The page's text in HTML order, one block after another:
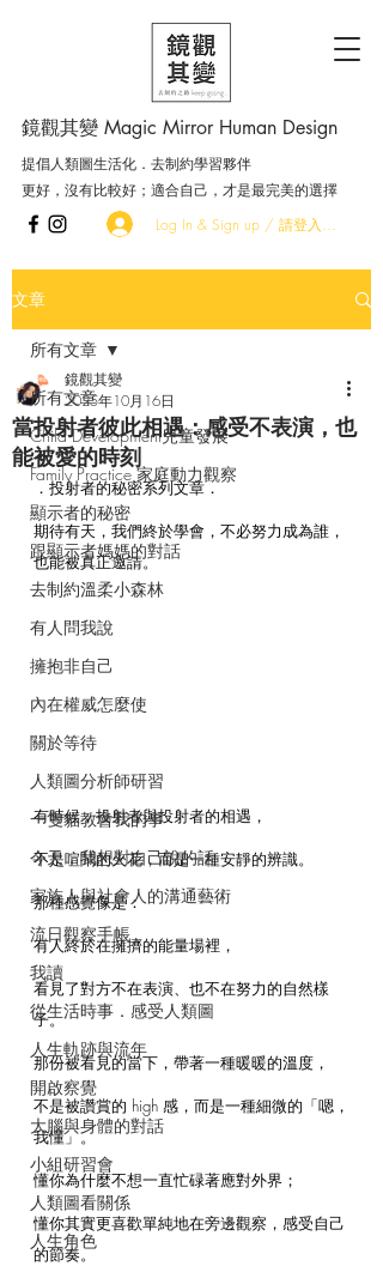
鏡觀其變 Magic Mirror Human Design
提倡人類圖生活化．去制約學習夥伴
更好，沒有比較好；適合自己，才是最完美的選擇
Log In & Sign up / 請登入．加入會員
文章
所有文章
Child Development兒童發展
Family Practice 家庭動力觀察
顯示者的秘密
跟顯示者媽媽的對話
去制約溫柔小森林
有人問我說
擁抱非自己
內在權威怎麼使
關於等待
人類圖分析師研習
一隻貓教會我的事
今天，我想對自己說的話
家族人與社會人的溝通藝術
流日觀察手帳
我讀
從生活時事．感受人類圖
人生軌跡與流年
開啟察覺
大腦與身體的對話
小組研習會
人類圖看關係
人生角色
所有文章
當投射者彼此相遇：感受不表演，也
能被愛的時刻
鏡觀其變
2025年10月16日
．投射者的秘密系列文章．
期待有天，我們終於學會，不必努力成為誰，
也能被真正邀請。
有時候，投射者與投射者的相遇，
不是喧鬧的火花，而是一種安靜的辨識。
那種感覺像是：
有人終於在擁擠的能量場裡，
看見了對方不在表演、也不在努力的自然樣
子。
那份被看見的當下，帶著一種暖暖的溫度，
不是被讚賞的 high 感，而是一種細微的「嗯，
我懂」。
懂你為什麼不想一直忙碌著應對外界；
懂你其實更喜歡單純地在旁邊觀察，感受自己
的節奏。